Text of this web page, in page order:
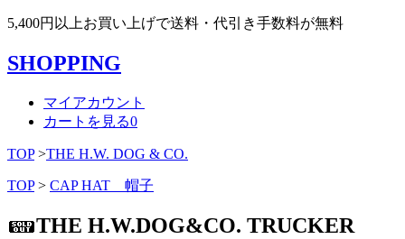
5,400円以上お買い上げで送料・代引き手数料が無料
SHOPPING
マイアカウント
カートを見る0
TOP >THE H.W. DOG & CO.
TOP > CAP HAT 帽子
THE H.W.DOG&CO. TRUCKER